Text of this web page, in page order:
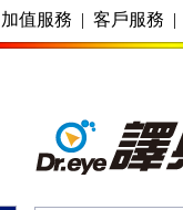
加值服務 | 客戶服務 |